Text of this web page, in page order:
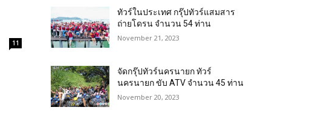
11
ทัวร์ในประเทศ กรุ๊ปทัวร์แสมสาร
ถ่ายโดรน จำนวน 54 ท่าน
November 21, 2023
จัดกรุ๊ปทัวร์นครนายก ทัวร์
นครนายก ขับ ATV จำนวน 45 ท่าน
November 20, 2023